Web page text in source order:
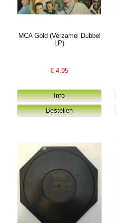
MCA Gold (Verzamel Dubbel
LP)
€4.95